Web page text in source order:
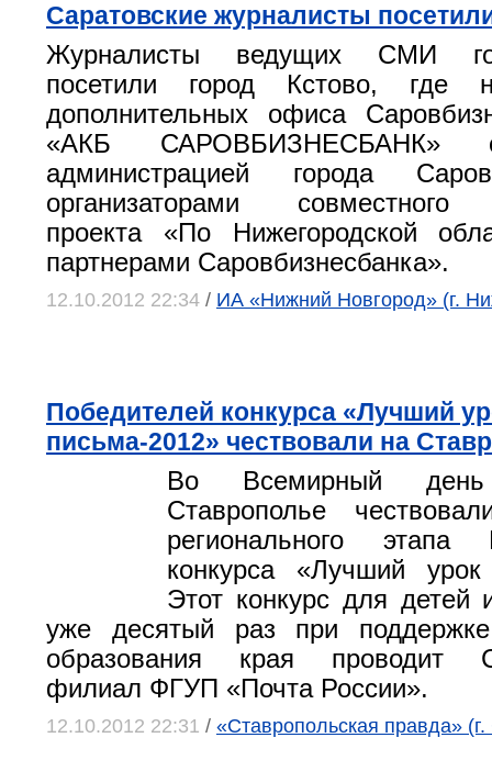
Саратовские журналисты
Журналисты ведущих СМИ
посетили город Кстово, где
дополнительных офиса
«АКБ САРОВБИЗНЕСБАНК»
администрацией города
организаторами совместного
проекта «По Нижегородской
партнерами Саровбизнесбанка».
12.10.2012 22:34 / ИА «Нижний Новгород» (г.
Победителей конкурса «Лучший
письма-2012» чествовали на
Во Всемирный
Ставрополье
регионального этапа
конкурса «Лучший урок
Этот конкурс для детей
уже десятый раз при поддержке
образования края проводит
филиал ФГУП «Почта России».
12.10.2012 22:31 / «Ставропольская правда»